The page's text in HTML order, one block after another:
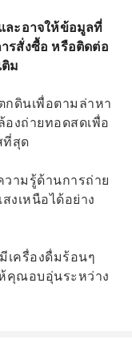
ะอาจให้ข้อมูลที่
รสั่งซื้อ หรือติดต่อ
ม
กดินเพื่อตามล่าหา
งถ่ายทอดสดเพื่อ
ที่สุด
ามรู้ด้านการถ่าย
เหนือได้อย่าง
เครื่องดื่มร้อนๆ
คุณอบอุ่นระหว่าง